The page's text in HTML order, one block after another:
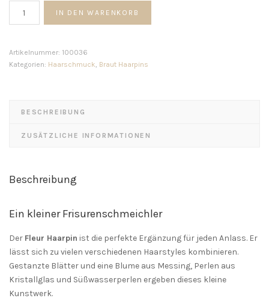
IN DEN WARENKORB
Artikelnummer: 100036
Kategorien: Haarschmuck, Braut Haarpins
BESCHREIBUNG
ZUSÄTZLICHE INFORMATIONEN
Beschreibung
Ein kleiner Frisurenschmeichler
Der Fleur Haarpin ist die perfekte Ergänzung für jeden Anlass. Er
lässt sich zu vielen verschiedenen Haarstyles kombinieren.
Gestanzte Blätter und eine Blume aus Messing, Perlen aus
Kristallglas und Süßwasserperlen ergeben dieses kleine
Kunstwerk.